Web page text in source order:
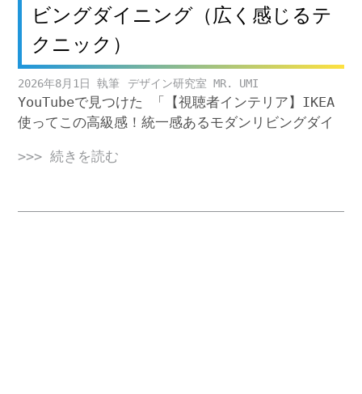
ビングダイニング（広く感じるテ
クニック）
2026年8月1日 デザイン研究室 MR. UMI
YouTubeで見つけた 「【視聴者インテリア】IKEA
使ってこの高級感！統一感あるモダンリビングダイ
>>> 続きを読む